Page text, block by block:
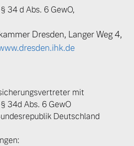
34 d Abs. 6 GewO,
Dresden, Langer Weg 4,
mit
34d Abs. 6 GewO
Deutschland